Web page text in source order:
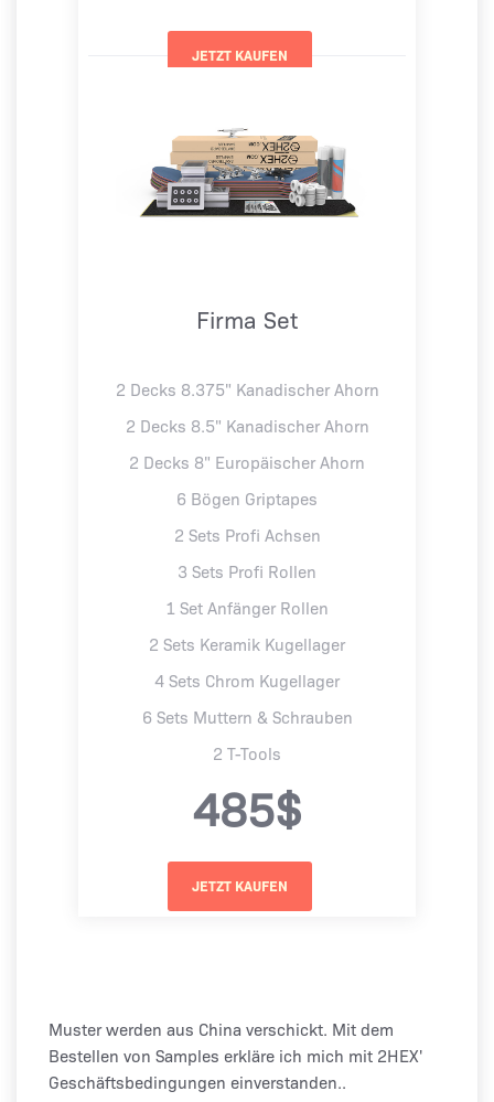
Firma Set
2 Decks 8.375" Kanadischer Ahorn
2 Decks 8.5" Kanadischer Ahorn
2 Decks 8" Europäischer Ahorn
6 Bögen Griptapes
2 Sets Profi Achsen
3 Sets Profi Rollen
1 Set Anfänger Rollen
2 Sets Keramik Kugellager
4 Sets Chrom Kugellager
6 Sets Muttern & Schrauben
2 T-Tools
485$
Muster werden aus China verschickt. Mit dem
Bestellen von Samples erkläre ich mich mit 2HEX'
Geschäftsbedingungen einverstanden..